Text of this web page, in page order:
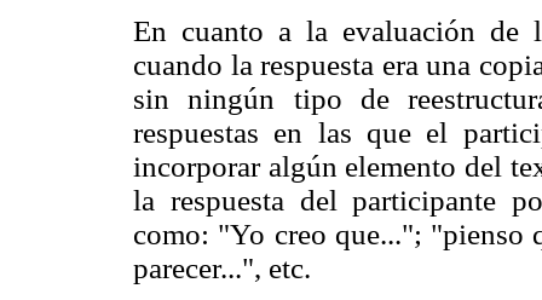
En cuanto a la evaluación de
cuando la respuesta era una
sin ningún tipo de
respuestas en las que el
incorporar algún elemento del
la respuesta del participante
como: "Yo creo que..."; "pienso
parecer...", etc.